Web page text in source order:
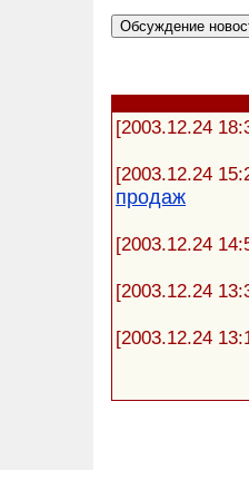
[2003.12.24
[2003.12.24
продаж
[2003.12.24
[2003.12.24
[2003.12.24